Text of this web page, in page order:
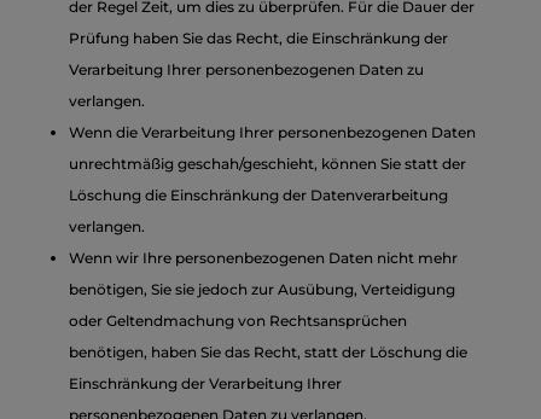
der Regel Zeit, um dies zu überprüfen. Für die Dauer der
Prüfung haben Sie das Recht, die Einschränkung der
Verarbeitung Ihrer personenbezogenen Daten zu
verlangen.
Wenn die Verarbeitung Ihrer personenbezogenen Daten
unrechtmäßig geschah/geschieht, können Sie statt der
Löschung die Einschränkung der Datenverarbeitung
verlangen.
Wenn wir Ihre personenbezogenen Daten nicht mehr
benötigen, Sie sie jedoch zur Ausübung, Verteidigung
oder Geltendmachung von Rechtsansprüchen
benötigen, haben Sie das Recht, statt der Löschung die
Einschränkung der Verarbeitung Ihrer
personenbezogenen Daten zu verlangen.